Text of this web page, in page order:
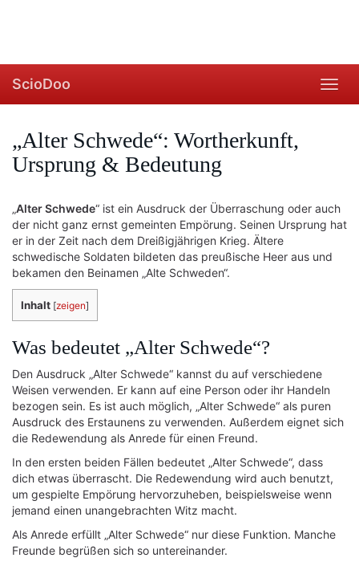
ScioDoo
„Alter Schwede“: Wortherkunft,
Ursprung & Bedeutung
„Alter Schwede“ ist ein Ausdruck der Überraschung oder auch
der nicht ganz ernst gemeinten Empörung. Seinen Ursprung hat
er in der Zeit nach dem Dreißigjährigen Krieg. Ältere
schwedische Soldaten bildeten das preußische Heer aus und
bekamen den Beinamen „Alte Schweden“.
Inhalt [zeigen]
Was bedeutet „Alter Schwede“?
Den Ausdruck „Alter Schwede“ kannst du auf verschiedene
Weisen verwenden. Er kann auf eine Person oder ihr Handeln
bezogen sein. Es ist auch möglich, „Alter Schwede“ als puren
Ausdruck des Erstaunens zu verwenden. Außerdem eignet sich
die Redewendung als Anrede für einen Freund.
In den ersten beiden Fällen bedeutet „Alter Schwede“, dass
dich etwas überrascht. Die Redewendung wird auch benutzt,
um gespielte Empörung hervorzuheben, beispielsweise wenn
jemand einen unangebrachten Witz macht.
Als Anrede erfüllt „Alter Schwede“ nur diese Funktion. Manche
Freunde begrüßen sich so untereinander.